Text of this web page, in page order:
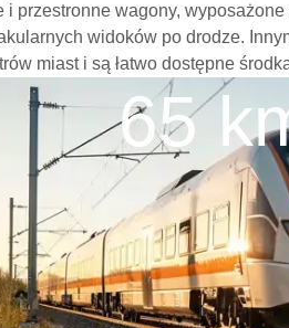
przestronne wagony,
widoków po drodze.
miast i są łatwo dostępne
65